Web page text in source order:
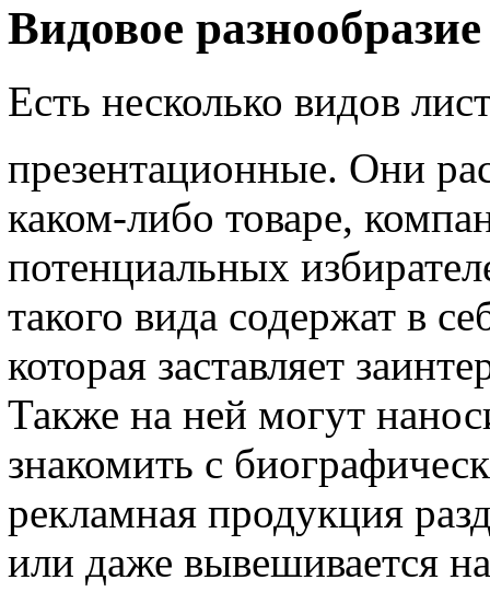
Видовое разнообразие
Есть несколько видов
презентационные. Они
каком-либо товаре,
потенциальных
такого вида содержат в
которая заставляет
Также на ней могут
знакомить с
рекламная продукция
или даже вывешивается